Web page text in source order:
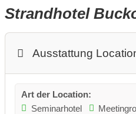
Strandhotel
Ausstattung
Art der Location:
Seminarhotel